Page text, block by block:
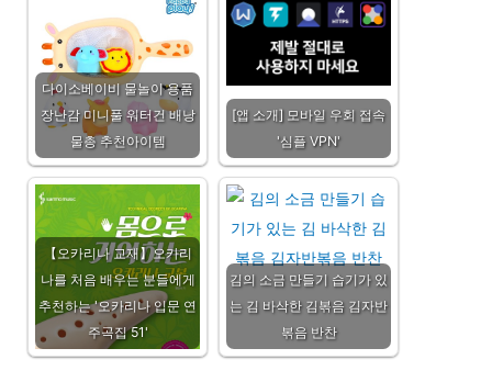
다이소베이비 물놀이 용품
장난감 미니풀 워터건 배낭
물총 추천아이템
[앱 소개] 모바일 우회 접속
'심플 VPN'
【오카리나 교재】오카리
나를 처음 배우는 분들에게
추천하는 '오카리나 입문 연
주곡집 51'
김의 소금 만들기 습기가 있
는 김 바삭한 김볶음 김자반
볶음 반찬